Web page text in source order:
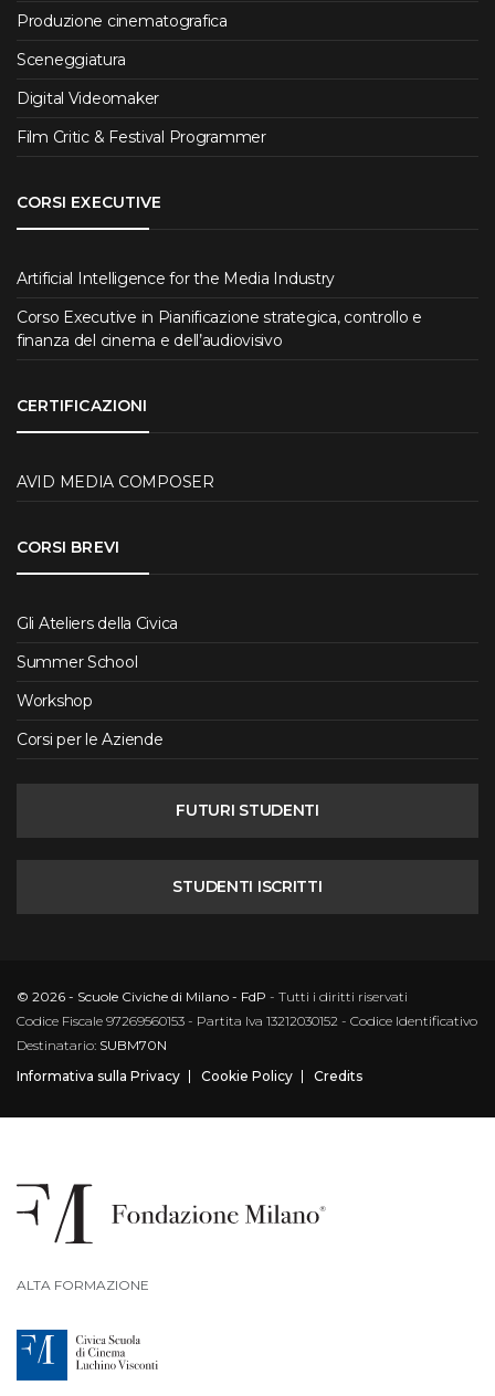
Produzione cinematografica
Sceneggiatura
Digital Videomaker
Film Critic & Festival Programmer
CORSI EXECUTIVE
Artificial Intelligence for the Media Industry
Corso Executive in Pianificazione strategica, controllo e
finanza del cinema e dell’audiovisivo
CERTIFICAZIONI
AVID MEDIA COMPOSER
CORSI BREVI
Gli Ateliers della Civica
Summer School
Workshop
Corsi per le Aziende
FUTURI STUDENTI
STUDENTI ISCRITTI
© 2026 - Scuole Civiche di Milano - FdP - Tutti i diritti riservati
Codice Fiscale 97269560153 - Partita Iva 13212030152 - Codice Identificativo
Destinatario: SUBM70N
Informativa sulla Privacy
Cookie Policy Credits
ALTA FORMAZIONE